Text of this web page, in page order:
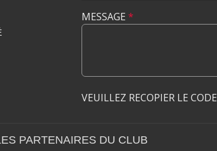
MESSAGE *
VEUILLEZ RECOPIER LE CODE
PARTENAIRES DU CLUB